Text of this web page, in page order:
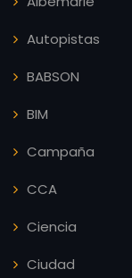
Autopistas
BABSON
BIM
Campaña
CCA
Ciencia
Ciudad